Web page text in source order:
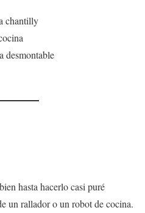
chantilly
desmontable
hasta hacerlo casi puré
un rallador o un robot de cocina.